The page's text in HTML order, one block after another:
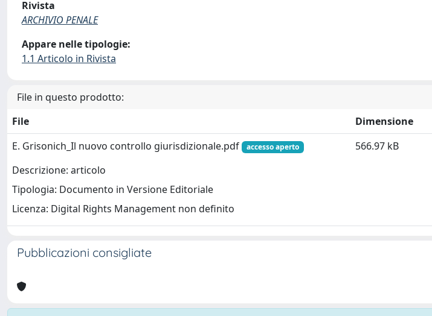
Rivista
ARCHIVIO PENALE
Appare nelle tipologie:
1.1 Articolo in Rivista
File in questo prodotto:
File
Dimensione
E. Grisonich_Il nuovo controllo giurisdizionale.pdf
accesso aperto
Descrizione: articolo
Tipologia: Documento in Versione Editoriale
Licenza: Digital Rights Management non definito
566.97 kB
Pubblicazioni consigliate